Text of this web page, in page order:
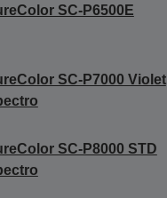
SC-P6500E
SC-P7000 Violet
SC-P8000 STD